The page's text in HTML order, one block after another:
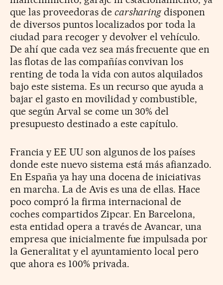
que las proveedoras de carsharingdisponen
de diversos puntos localizados por toda la
ciudad para recoger y devolver el vehículo.
De ahí que cada vez sea más frecuente que en
las flotas de las compañías convivan los
renting de toda la vida con autos alquilados
bajo este sistema. Es un recurso que ayuda a
bajar el gasto en movilidad y combustible,
que según Arval se come un 30% del
presupuesto destinado a este capítulo.
Francia y EE UU son algunos de los países
donde este nuevo sistema está más afianzado.
En España ya hay una docena de iniciativas
en marcha. La de Avis es una de ellas. Hace
poco compró la firma internacional de
coches compartidos Zipcar. En Barcelona,
esta entidad opera a través de Avancar, una
empresa que inicialmente fue impulsada por
la Generalitat y el ayuntamiento local pero
que ahora es 100% privada.